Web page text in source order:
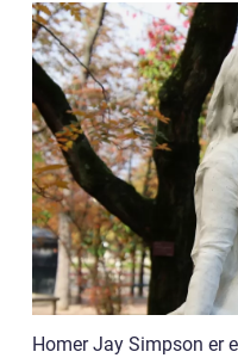
Homer Jay Simpson er